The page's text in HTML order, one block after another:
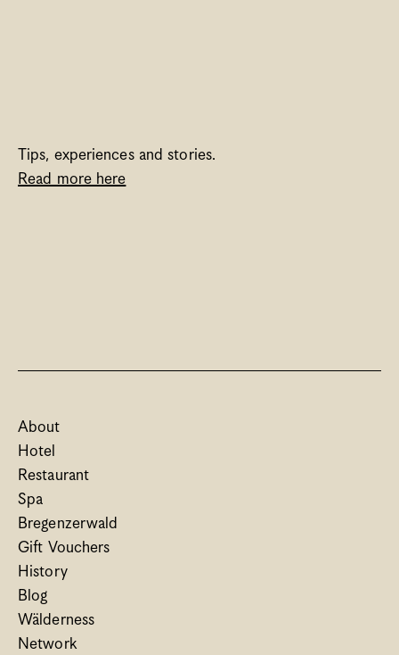
Tips, experiences and stories.
Read more here
About
Hotel
Restaurant
Spa
Bregenzerwald
Gift Vouchers
History
Blog
Wälderness
Network